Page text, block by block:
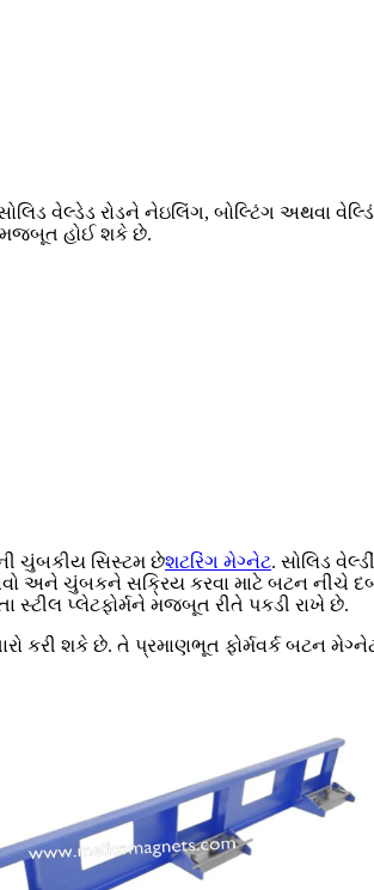
વેલ્ડેડ રોડને નેઇલિંગ, બોલ્ટિંગ અથવા
મજબૂત હોઈ શકે છે.
ચુંબકીય સિસ્ટમ છેશટરિંગ મેગ્નેટ. સોલિડ
અને ચુંબકને સક્રિય કરવા માટે બટન નીચે
સ્ટીલ પ્લેટફોર્મને મજબૂત રીતે પકડી રાખે છે.
કરી શકે છે. તે પ્રમાણભૂત ફોર્મવર્ક બટન